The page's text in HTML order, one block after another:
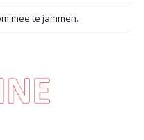
mee te jammen.